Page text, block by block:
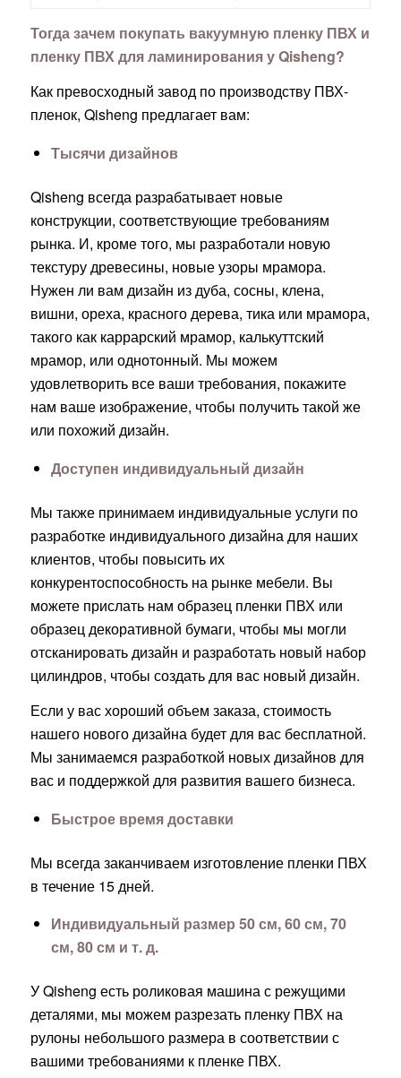
Тогда зачем покупать вакуумную пленку ПВХ и
пленку ПВХ для ламинирования у Qisheng?
Как превосходный завод по производству ПВХ-
пленок, Qisheng предлагает вам:
Тысячи дизайнов
Qisheng всегда разрабатывает новые
конструкции, соответствующие требованиям
рынка. И, кроме того, мы разработали новую
текстуру древесины, новые узоры мрамора.
Нужен ли вам дизайн из дуба, сосны, клена,
вишни, ореха, красного дерева, тика или мрамора,
такого как каррарский мрамор, калькуттский
мрамор, или однотонный. Мы можем
удовлетворить все ваши требования, покажите
нам ваше изображение, чтобы получить такой же
или похожий дизайн.
Доступен индивидуальный дизайн
Мы также принимаем индивидуальные услуги по
разработке индивидуального дизайна для наших
клиентов, чтобы повысить их
конкурентоспособность на рынке мебели. Вы
можете прислать нам образец пленки ПВХ или
образец декоративной бумаги, чтобы мы могли
отсканировать дизайн и разработать новый набор
цилиндров, чтобы создать для вас новый дизайн.
Если у вас хороший объем заказа, стоимость
нашего нового дизайна будет для вас бесплатной.
Мы занимаемся разработкой новых дизайнов для
вас и поддержкой для развития вашего бизнеса.
Быстрое время доставки
Мы всегда заканчиваем изготовление пленки ПВХ
в течение 15 дней.
Индивидуальный размер 50 см, 60 см, 70
см, 80 см и т. д.
У Qisheng есть роликовая машина с режущими
деталями, мы можем разрезать пленку ПВХ на
рулоны небольшого размера в соответствии с
вашими требованиями к пленке ПВХ.